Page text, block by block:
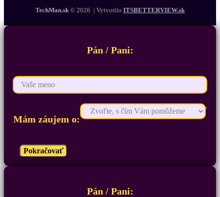
TechMan.sk © 2026 | Vytvorilo ITSBETTERVIEW.sk
Pán / Pani:
Mám záujem o:
Pokračovať
Pán / Pani: